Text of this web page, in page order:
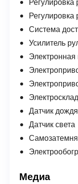
Система
Усилитель
Датчик дождя
Датчик света
Медиа